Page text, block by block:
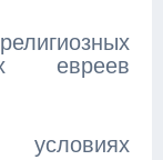
евреев